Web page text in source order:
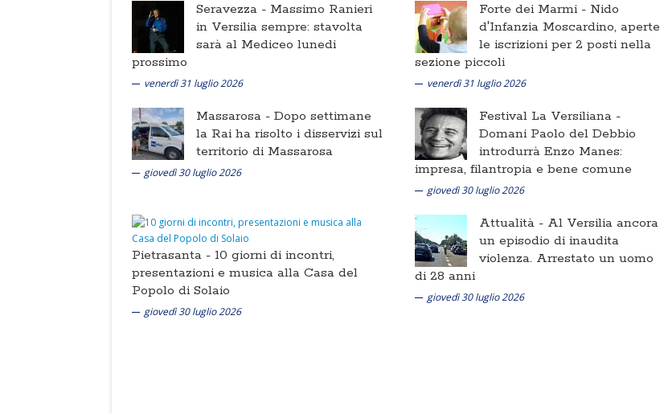
Seravezza - Massimo Ranieri
in Versilia sempre: stavolta
sarà al Mediceo lunedi
prossimo
venerdì 31 luglio 2026
Forte dei Marmi - Nido
d'Infanzia Moscardino, aperte
le iscrizioni per 2 posti nella
sezione piccoli
venerdì 31 luglio 2026
Massarosa - Dopo settimane
la Rai ha risolto i disservizi sul
territorio di Massarosa
giovedì 30 luglio 2026
Festival La Versiliana -
Domani Paolo del Debbio
introdurrà Enzo Manes:
impresa, filantropia e bene comune
giovedì 30 luglio 2026
Pietrasanta - 10 giorni di incontri,
presentazioni e musica alla Casa del
Popolo di Solaio
giovedì 30 luglio 2026
Attualità - Al Versilia ancora
un episodio di inaudita
violenza. Arrestato un uomo
di 28 anni
giovedì 30 luglio 2026